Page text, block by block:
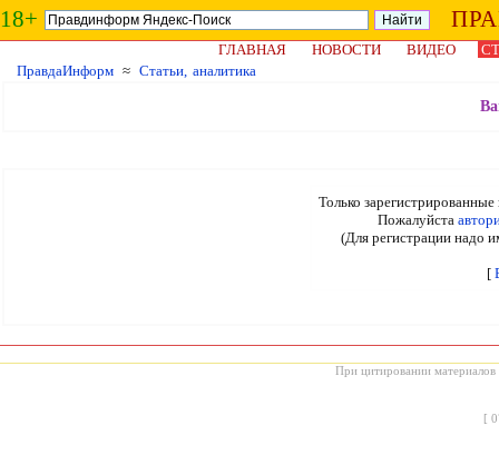
18+
ГЛАВНАЯ НОВОСТИ ВИДЕО
ПравдаИнформ ≈ Статьи, аналитика
Только
Пожалуйста
(Для регистрации надо
[
При цитировании материалов
[